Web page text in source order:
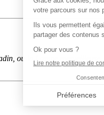
ou la Lampe merveilleuse